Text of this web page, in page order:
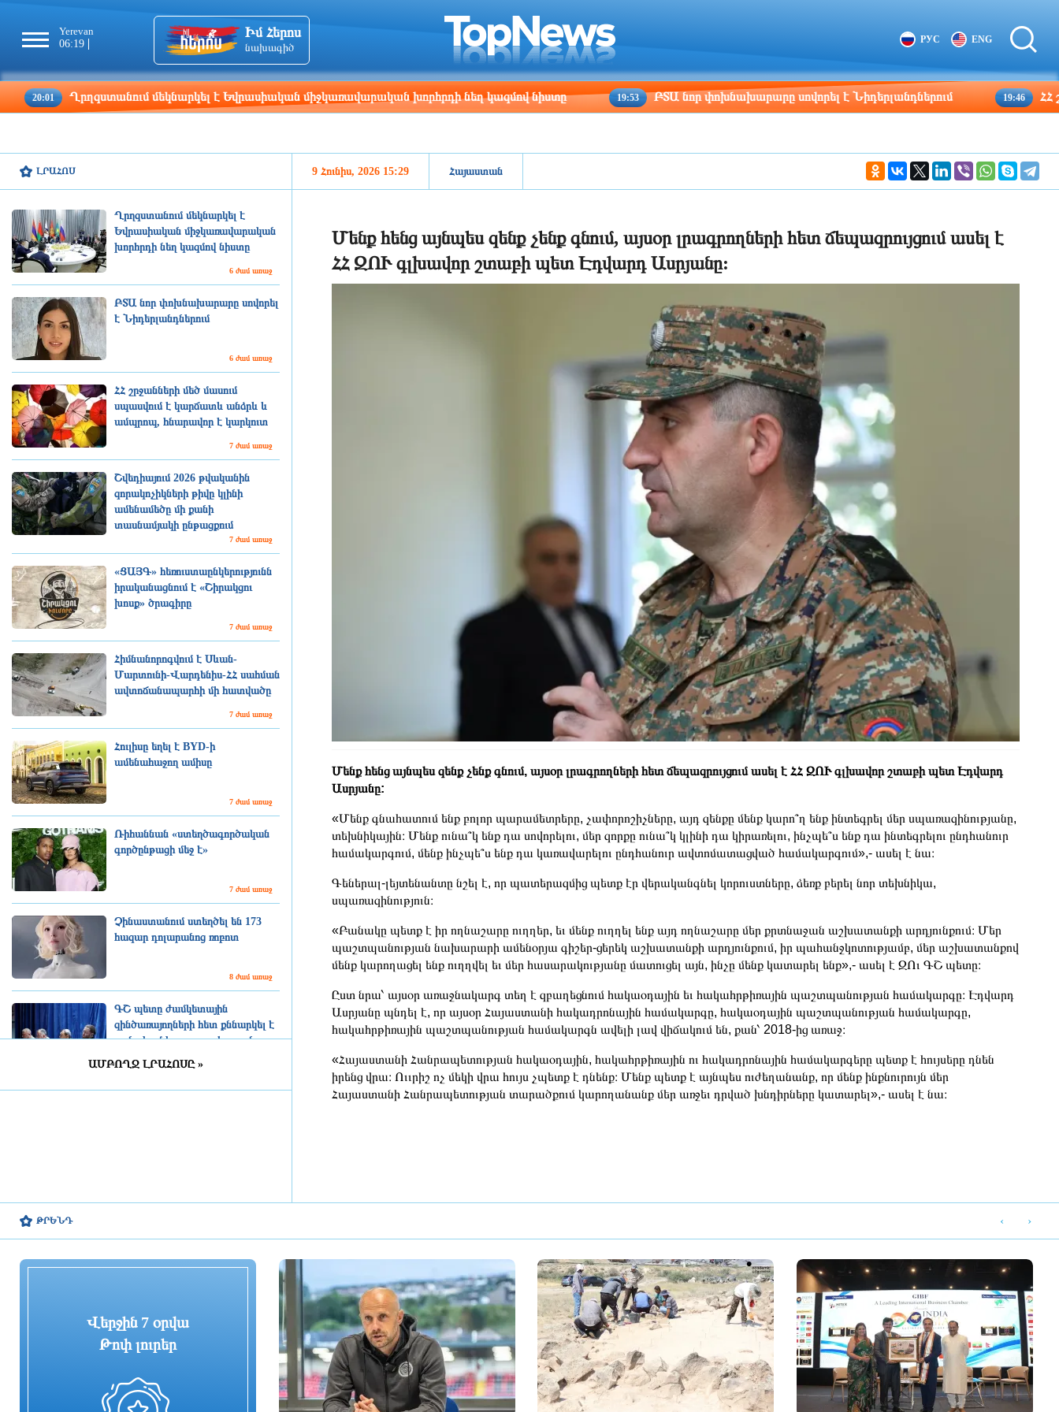
Yerevan
06:19
Tbilisi
06:19
Moscow
05:19
Los Angeles
19:19
Beijing
10:19
Իմ Հերոս
նախագիծ
РУС ENG
Ղրղզստանում մեկնարկել է Եվրասիական միջկառավարական խորհրդի նեղ կազմով նիստը 19:53 ԲՏԱ նոր փոխնախարարը սովորել է Նիդերլանդներում 19:46 ՀՀ
ԼՐԱՀՈՍ
Ղրղզստանում մեկնարկել է
Եվրասիական միջկառավարական
խորհրդի նեղ կազմով նիստը
6 ժամ առաջ
ԲՏԱ նոր փոխնախարարը սովորել
է Նիդերլանդներում
6 ժամ առաջ
ՀՀ շրջանների մեծ մասում
սպասվում է կարճատև անձրև և
ամպրոպ, հնարավոր է կարկուտ
7 ժամ առաջ
Շվեդիայում 2026 թվականին
զորակոչիկների թիվը կլինի
ամենամեծը մի քանի
տասնամյակի ընթացքում
7 ժամ առաջ
«ՑԱՅԳ» հեռուստաընկերությունն
իրականացնում է «Շիրակցու
խոսք» ծրագիրը
7 ժամ առաջ
Հիմնանորոգվում է Սևան-
Մարտունի-Վարդենիս-ՀՀ սահման
ավտոճանապարհի մի հատվածը
7 ժամ առաջ
Հուլիսը եղել է BYD-ի
ամենահաջող ամիսը
7 ժամ առաջ
Ռիհաննան «ստեղծագործական
գործընթացի մեջ է»
7 ժամ առաջ
Չինաստանում ստեղծել են 173
հազար դոլարանոց ռոբոտ
8 ժամ առաջ
ԳՇ պետը ժամկետային
զինծառայողների հետ քննարկել է
բանակում կարգապահության
8 ժամ առաջ
Չուամենին և Կամավինգան
գերադասում են մնալ Մադրիդում
ԱՄԲՈՂՋ ԼՐԱՀՈՍԸ »
9 Հունիս, 2026 15:29 Հայաստան
Մենք հենց այնպես զենք չենք գնում, այսօր լրագրողների հետ ճեպազրույցում ասել է
ՀՀ ԶՈՒ գլխավոր շտաբի պետ Էդվարդ Ասրյանը:
Մենք հենց այնպես զենք չենք գնում, այսօր լրագրողների հետ ճեպազրույցում ասել է ՀՀ ԶՈՒ գլխավոր շտաբի պետ Էդվարդ
Ասրյանը:
«Մենք գնահատում ենք բոլոր պարամետրերը, չափորոշիչները, այդ զենքը մենք կարո՞ղ ենք ինտեգրել մեր սպառազինությանը,
տեխնիկային։ Մենք ունա՞կ ենք դա սովորելու, մեր զորքը ունա՞կ կլինի դա կիրառելու, ինչպե՞ս ենք դա ինտեգրելու ընդհանուր
համակարգում, մենք ինչպե՞ս ենք դա կառավարելու ընդհանուր ավտոմատացված համակարգում»,- ասել է նա։
Գեներալ-լեյտենանտը նշել է, որ պատերազմից պետք էր վերականգնել կորուստները, ձեռք բերել նոր տեխնիկա,
սպառազինություն։
«Բանակը պետք է իր ողնաշարը ուղղեր, եւ մենք ուղղել ենք այդ ողնաշարը մեր քրտնաջան աշխատանքի արդյունքում։ Մեր
պաշտպանության նախարարի ամենօրյա գիշեր-ցերեկ աշխատանքի արդյունքում, իր պահանջկոտությամբ, մեր աշխատանքով
մենք կարողացել ենք ուղղվել եւ մեր հասարակությանը մատուցել այն, ինչը մենք կատարել ենք»,- ասել է ԶՈւ ԳՇ պետը։
Ըստ նրա՝ այսօր առաջնակարգ տեղ է զբաղեցնում հակաօդային եւ հակահրթիռային պաշտպանության համակարգը։ Էդվարդ
Ասրյանը պնդել է, որ այսօր Հայաստանի հակադրոնային համակարգը, հակաօդային պաշտպանության համակարգը,
հակահրթիռային պաշտպանության համակարգն ավելի լավ վիճակում են, քան՝ 2018-ից առաջ։
«Հայաստանի Հանրապետության հակաօդային, հակահրթիռային ու հակադրոնային համակարգերը պետք է հույսերը դնեն
իրենց վրա։ Ոււրիշ ոչ մեկի վրա հույս չպետք է դնենք։ Մենք պետք է այնպես ուժեղանանք, որ մենք ինքնուրույն մեր
Հայաստանի Հանրապետության տարածքում կարողանանք մեր առջեւ դրված խնդիրները կատարել»,- ասել է նա։
ԹՐԵՆԴ
Վերջին 7 օրվա
Թոփ լուրեր
‹ ›